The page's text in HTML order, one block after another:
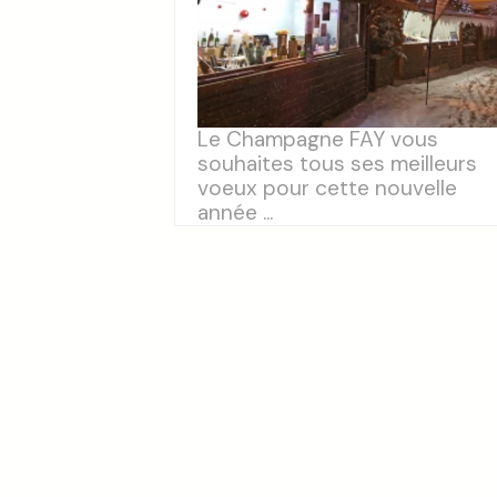
Le Champagne FAY vous
souhaites tous ses meilleurs
voeux pour cette nouvelle
année ...